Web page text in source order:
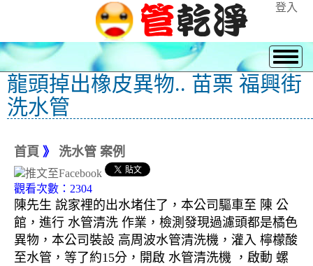
登入
龍頭掉出橡皮異物.. 苗栗 福興街
洗水管
首頁 》 洗水管 案例
觀看次數：2304
陳先生 說家裡的出水堵住了，本公司驅車至 陳 公
館，進行 水管清洗 作業，檢測發現過濾頭都是橘色
異物，本公司裝設 高周波水管清洗機，灌入 檸檬酸
至水管，等了約15分，開啟 水管清洗機 ，啟動 螺